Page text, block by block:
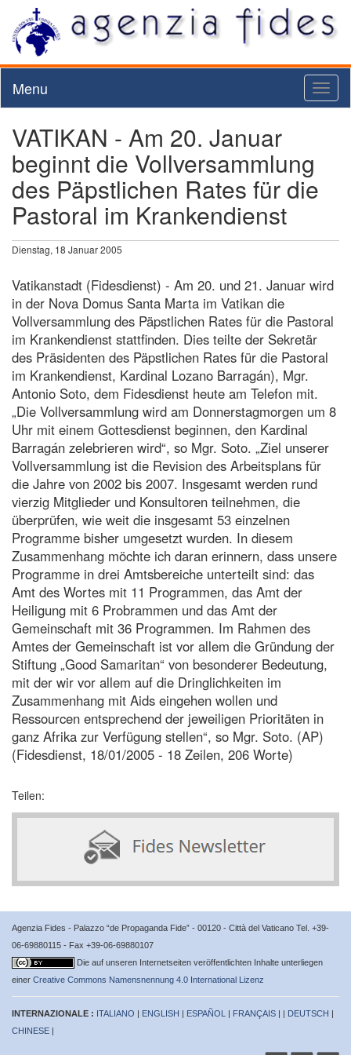
Menu
VATIKAN - Am 20. Januar
beginnt die Vollversammlung
des Päpstlichen Rates für die
Pastoral im Krankendienst
Dienstag, 18 Januar 2005
Vatikanstadt (Fidesdienst) - Am 20. und 21. Januar wird
in der Nova Domus Santa Marta im Vatikan die
Vollversammlung des Päpstlichen Rates für die Pastoral
im Krankendienst stattfinden. Dies teilte der Sekretär
des Präsidenten des Päpstlichen Rates für die Pastoral
im Krankendienst, Kardinal Lozano Barragán), Mgr.
Antonio Soto, dem Fidesdienst heute am Telefon mit.
„Die Vollversammlung wird am Donnerstagmorgen um 8
Uhr mit einem Gottesdienst beginnen, den Kardinal
Barragán zelebrieren wird“, so Mgr. Soto. „Ziel unserer
Vollversammlung ist die Revision des Arbeitsplans für
die Jahre von 2002 bis 2007. Insgesamt werden rund
vierzig Mitglieder und Konsultoren teilnehmen, die
überprüfen, wie weit die insgesamt 53 einzelnen
Programme bisher umgesetzt wurden. In diesem
Zusammenhang möchte ich daran erinnern, dass unsere
Programme in drei Amtsbereiche unterteilt sind: das
Amt des Wortes mit 11 Programmen, das Amt der
Heiligung mit 6 Probrammen und das Amt der
Gemeinschaft mit 36 Programmen. Im Rahmen des
Amtes der Gemeinschaft ist vor allem die Gründung der
Stiftung „Good Samaritan“ von besonderer Bedeutung,
mit der wir vor allem auf die Dringlichkeiten im
Zusammenhang mit Aids eingehen wollen und
Ressourcen entsprechend der jeweiligen Prioritäten in
ganz Afrika zur Verfügung stellen“, so Mgr. Soto. (AP)
(Fidesdienst, 18/01/2005 - 18 Zeilen, 206 Worte)
Teilen:
Agenzia Fides - Palazzo “de Propaganda Fide” - 00120 - Città del Vaticano Tel. +39-
06-69880115 - Fax +39-06-69880107
Die auf unseren Internetseiten veröffentlichten Inhalte unterliegen
einer Creative Commons Namensnennung 4.0 International Lizenz
INTERNAZIONALE : ITALIANO | ENGLISH | ESPAÑOL | FRANÇAIS | | DEUTSCH |
CHINESE |